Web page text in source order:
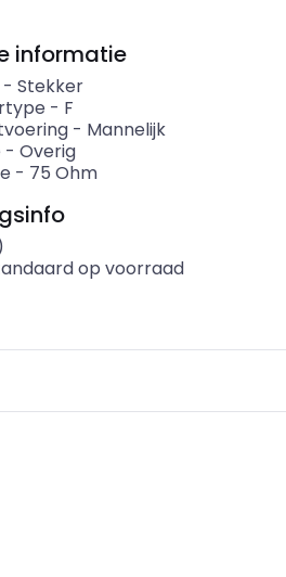
informatie
Stekker
- F
- Mannelijk
- Overig
- 75 Ohm
op voorraad